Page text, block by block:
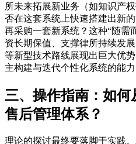
所未来拓展新业务（如知识产
否在这套系统上快速搭建出新
再采购一套新系统？这种“随需
资长期保值、支撑律所持续发
等新型技术路线展现出巨大优
主构建与迭代个性化系统的能力
三、操作指南：如
售后管理体系？
理论的探讨最终要落脚于实践